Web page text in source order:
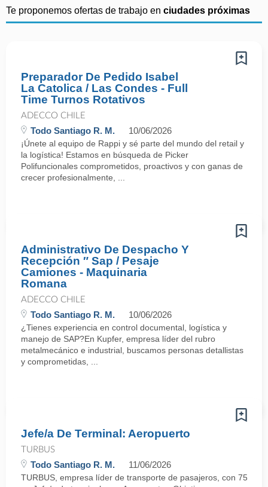
Te proponemos ofertas de trabajo en ciudades próximas
Preparador De Pedido Isabel
La Catolica / Las Condes - Full
Time Turnos Rotativos
ADECCO CHILE
Todo Santiago R. M. 10/06/2026
¡Únete al equipo de Rappi y sé parte del mundo del retail y
la logística! Estamos en búsqueda de Picker
Polifuncionales comprometidos, proactivos y con ganas de
crecer profesionalmente, ...
Administrativo De Despacho Y
Recepción ″ Sap / Pesaje
Camiones - Maquinaria
Romana
ADECCO CHILE
Todo Santiago R. M. 10/06/2026
¿Tienes experiencia en control documental, logística y
manejo de SAP?En Kupfer, empresa líder del rubro
metalmecánico e industrial, buscamos personas detallistas
y comprometidas, ...
Jefe/a De Terminal: Aeropuerto
TURBUS
Todo Santiago R. M. 11/06/2026
TURBUS, empresa líder de transporte de pasajeros, con 75